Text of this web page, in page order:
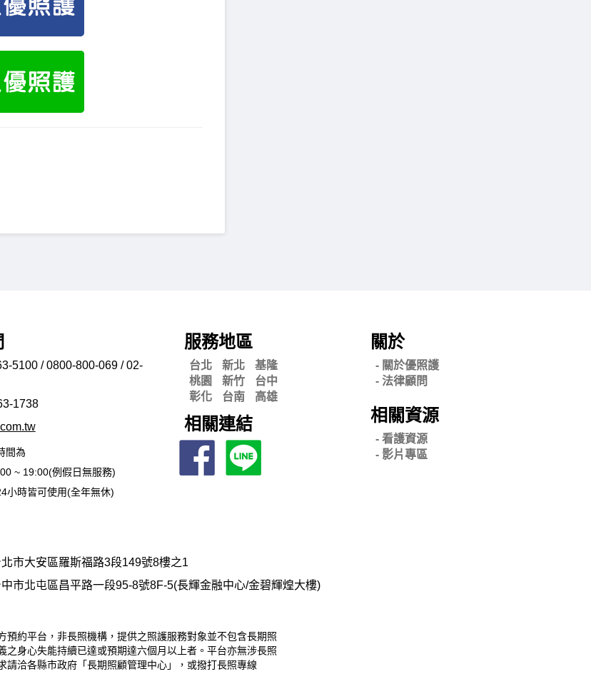
5100 / 0800-800-069 / 02-
1738
間為
~ 19:00(例假日無服務)
小時皆可使用(全年無休)
服務地區
台北 新北
基隆
桃園
新竹
台中
彰化
台南 高雄
相關連結
關於
- 關於優照護
-法律顧問
相關資源
- 看護資源
- 影片專區
市大安區羅斯福路3段149號8樓之1
市北屯區昌平路一段95-8號8F-5(長輝金融中心/金碧輝煌大樓)
預約平台，非長照機構，提供之照護服務對象並不包含長期照
之身心失能持續已達或預期達六個月以上者。平台亦無涉長照
請洽各縣市政府「長期照顧管理中心」，或撥打長照專線